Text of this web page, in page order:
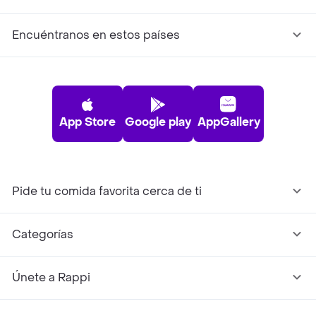
Encuéntranos en estos países
App Store Google play AppGallery
Pide tu comida favorita cerca de ti
Categorías
Únete a Rappi